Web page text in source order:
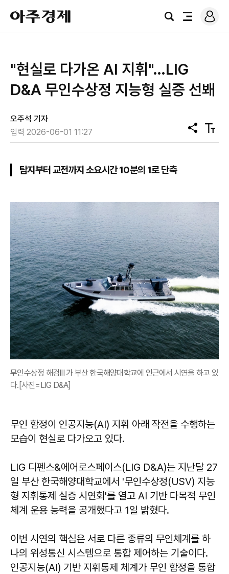
아
주
경
검
전
로
그
"현실로 다가온 AI 지휘"…LIG
D&A 무인수상정 지능형 실증 선봬
오주석 기자
입력 2026-06-01 11:27
공
유
텍
스
탐지부터 교전까지 소요시간 10분의 1로 단축
무인수상정 해검III 가 부산 한국해양대학교에 인근에서 시연을 하고 있
다.[사진=LIG D&A]
무인 함정이 인공지능(AI) 지휘 아래 작전을 수행하는
모습이 현실로 다가오고 있다.
LIG 디펜스&에어로스페이스(LIG D&A)는 지난달 27
일 부산 한국해양대학교에서 '무인수상정(USV) 지능
형 지휘통제 실증 시연회'를 열고 AI 기반 다목적 무인
체계 운용 능력을 공개했다고 1일 밝혔다.
이번 시연의 핵심은 서로 다른 종류의 무인체계를 하
나의 위성통신 시스템으로 통합 제어하는 기술이다.
인공지능(AI) 기반 지휘통제 체계가 무인 함정을 통합